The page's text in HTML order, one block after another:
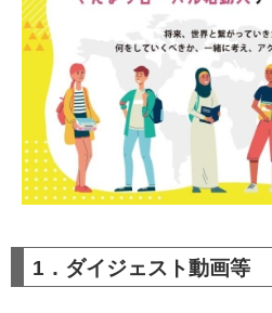
1．ダイジェスト動画等